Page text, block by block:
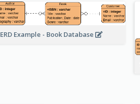
ERD Example - Book Database